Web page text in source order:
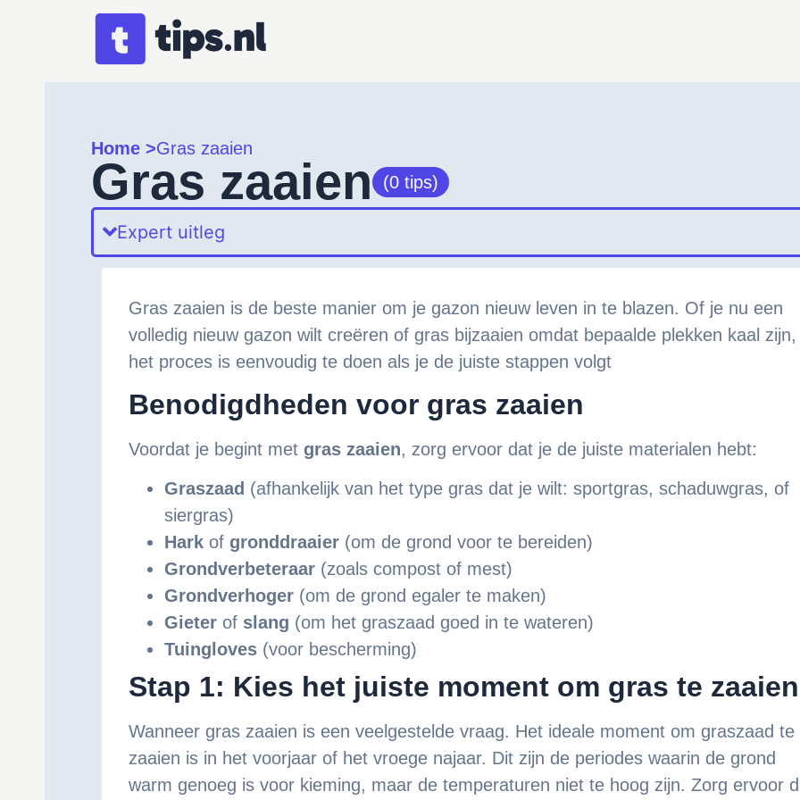
Home >Gras zaaien
Gras zaaien (0 tips)
Expert uitleg
Gras zaaien is de beste manier om je gazon nieuw leven in te blazen. Of je nu een
volledig nieuw gazon wilt creëren of gras bijzaaien omdat bepaalde plekken kaal zijn,
het proces is eenvoudig te doen als je de juiste stappen volgt
Benodigdheden voor gras zaaien
Voordat je begint met gras zaaien, zorg ervoor dat je de juiste materialen hebt:
Graszaad (afhankelijk van het type gras dat je wilt: sportgras, schaduwgras, of
siergras)
Hark of gronddraaier (om de grond voor te bereiden)
Grondverbeteraar (zoals compost of mest)
Grondverhoger (om de grond egaler te maken)
Gieter of slang (om het graszaad goed in te wateren)
Tuingloves (voor bescherming)
Stap 1: Kies het juiste moment om gras te zaaien
Wanneer gras zaaien is een veelgestelde vraag. Het ideale moment om graszaad te
zaaien is in het voorjaar of het vroege najaar. Dit zijn de periodes waarin de grond
warm genoeg is voor kieming, maar de temperaturen niet te hoog zijn. Zorg ervoor